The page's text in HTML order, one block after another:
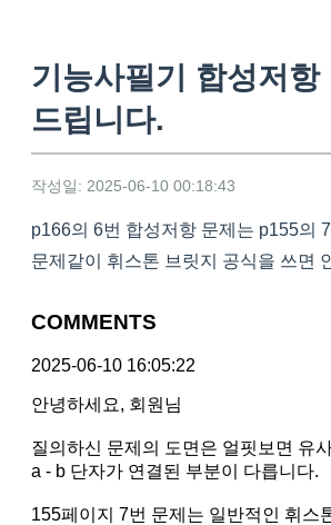
기능사필기 합성저항
드립니다.
작성일: 2025-06-10 00:18:43
p166의 6번 합성저항 문제는 p155의
문제같이 휘스톤 브릿지 공식을 쓰면
COMMENTS
2025-06-10 16:05:22
안녕하세요, 회원님
질의하신 문제의 도면은 얼핏보면 유
a - b 단자가 연결된 부분이 다릅니다.
155페이지 7번 문제는 일반적인 휘스